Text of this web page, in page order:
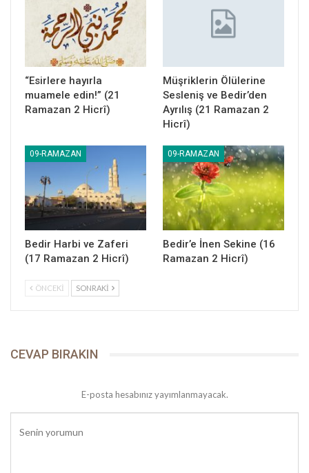
“Esirlere hayırla
muamele edin!” (21
Ramazan 2 Hicrî)
Müşriklerin Ölülerine
Sesleniş ve Bedir’den
Ayrılış (21 Ramazan 2
Hicrî)
09-RAMAZAN
Bedir Harbi ve Zaferi
(17 Ramazan 2 Hicrî)
09-RAMAZAN
Bedir’e İnen Sekine (16
Ramazan 2 Hicrî)
ÖNCEKI SONRAKI
CEVAP BIRAKIN
E-posta hesabınız yayımlanmayacak.